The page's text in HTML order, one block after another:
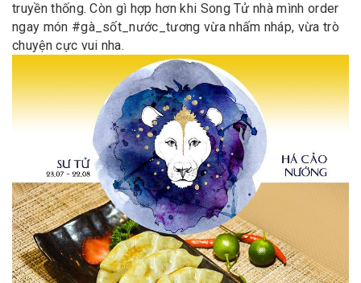
truyền thống. Còn gì hợp hơn khi Song Tử nhà mình order
ngay món #gà_sốt_nước_tương vừa nhấm nháp, vừa trò
chuyện cực vui nha.